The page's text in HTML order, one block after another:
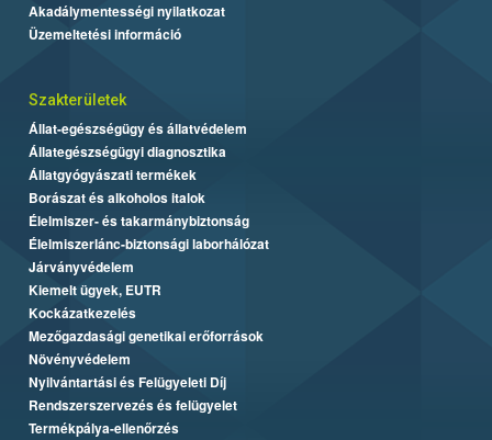
Akadálymentességi nyilatkozat
Üzemeltetési információ
Szakterületek
Állat-egészségügy és állatvédelem
Állategészségügyi diagnosztika
Állatgyógyászati termékek
Borászat és alkoholos italok
Élelmiszer- és takarmánybiztonság
Élelmiszerlánc-biztonsági laborhálózat
Járványvédelem
Kiemelt ügyek, EUTR
Kockázatkezelés
Mezőgazdasági genetikai erőforrások
Növényvédelem
Nyilvántartási és Felügyeleti Díj
Rendszerszervezés és felügyelet
Termékpálya-ellenőrzés